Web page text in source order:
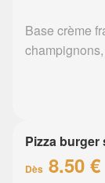
Base crème
Pizza burger
Dès 8.50 €